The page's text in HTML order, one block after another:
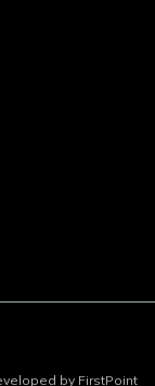
by FirstPoint